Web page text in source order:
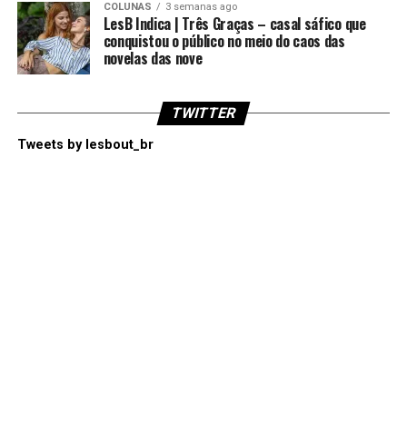
COLUNAS 3 semanas ago
LesB Indica | Três Graças – casal sáfico que
conquistou o público no meio do caos das
novelas das nove
TWITTER
Tweets by lesbout_br